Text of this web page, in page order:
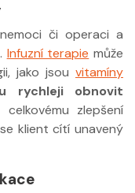
či operaci a
Infuzní terapie může
jako jsou vitamíny
rychleji obnovit
zlepšení
klient cítí unavený